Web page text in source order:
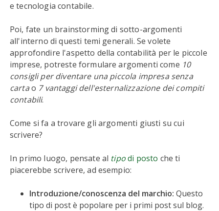
e tecnologia contabile.
Poi, fate un brainstorming di sotto-argomenti
all'interno di questi temi generali. Se volete
approfondire l'aspetto della contabilità per le piccole
imprese, potreste formulare argomenti come 10
consigli per diventare una piccola impresa senza
cartao 7 vantaggi dell'esternalizzazione dei compiti
contabili.
Come si fa a trovare gli argomenti giusti su cui
scrivere?
In primo luogo, pensate al tipodi posto che ti
piacerebbe scrivere, ad esempio:
Introduzione/conoscenza del marchio: Questo
tipo di post è popolare per i primi post sul blog.